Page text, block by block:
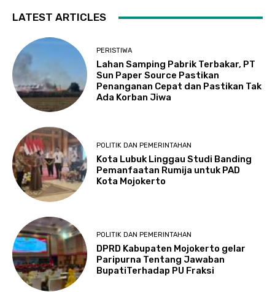
LATEST ARTICLES
PERISTIWA
Lahan Samping Pabrik Terbakar, PT
Sun Paper Source Pastikan
Penanganan Cepat dan Pastikan Tak
Ada Korban Jiwa
POLITIK DAN PEMERINTAHAN
Kota Lubuk Linggau Studi Banding
Pemanfaatan Rumija untuk PAD
Kota Mojokerto
POLITIK DAN PEMERINTAHAN
DPRD Kabupaten Mojokerto gelar
Paripurna Tentang Jawaban
BupatiTerhadap PU Fraksi